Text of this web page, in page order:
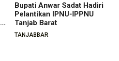
Bupati Anwar Sadat Hadiri
Pelantikan IPNU-IPPNU
Tanjab Barat
TANJABBAR